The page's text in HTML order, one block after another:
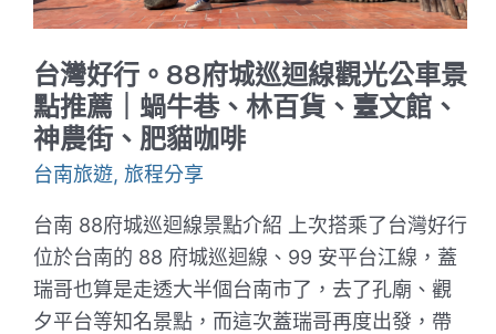
打
景
點、
遊
湖、
咖
啡、
風
體
驗
報
你
知
台灣好行。88府城巡迴線觀光公車景
點推薦｜蝸牛巷、林百貨、臺文館、
神農街、肥貓咖啡
台南旅遊, 旅程分享
台南 88府城巡迴線景點介紹 上次搭乘了台灣好行
位於台南的 88 府城巡迴線、99 安平台江線，蓋
瑞哥也算是走透大半個台南市了，去了孔廟、觀
夕平台等知名景點，而這次蓋瑞哥再度出發，帶